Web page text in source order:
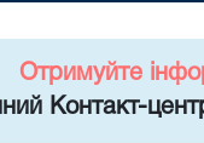
Отримуйте
Контакт-